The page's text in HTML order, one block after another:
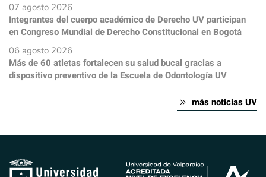
07 agosto 2026
Integrantes del cuerpo académico de Derecho UV participan
en Congreso Mundial de Derecho Constitucional en Bogotá
06 agosto 2026
Más de 60 atletas fortalecen su salud bucal gracias a
dispositivo preventivo de la Escuela de Odontología UV
más noticias UV